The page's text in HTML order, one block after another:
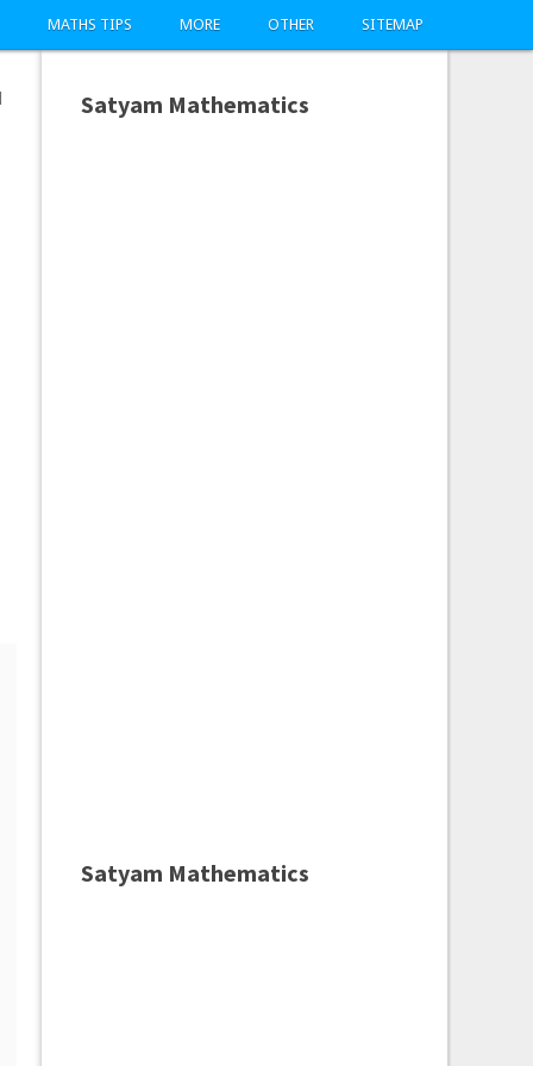
MATHS TIPS MORE OTHER SITEMAP
Satyam Mathematics
Satyam Mathematics